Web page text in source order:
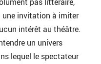
une invitation à imiter
intérêt au théâtre.
un univers
lequel le spectateur